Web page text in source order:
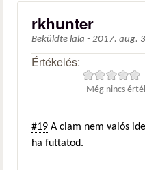
rkhunter
Beküldte lala - 2017. aug.
Értékelés:
Még nincs
#19 A clam nem valós
ha futtatod.